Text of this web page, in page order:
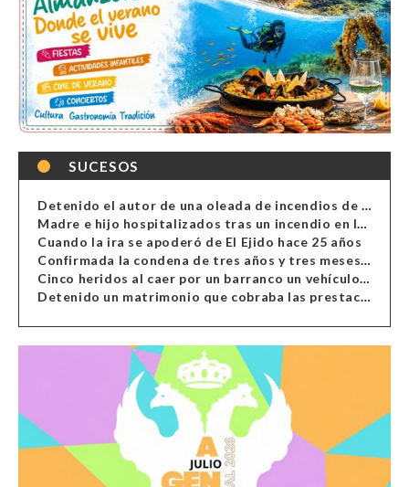
SUCESOS
Detenido el autor de una oleada de incendios de contenedores en Almería
Madre e hijo hospitalizados tras un incendio en la cocina de una vivienda en Almería
Cuando la ira se apoderó de El Ejido hace 25 años
Confirmada la condena de tres años y tres meses al hombre de Antas acusado de xenofobia
Cinco heridos al caer por un barranco un vehículo en Alcolea
Detenido un matrimonio que cobraba las prestaciones de ilegales en Almería, Granada, Málaga, Huelva y Murcia